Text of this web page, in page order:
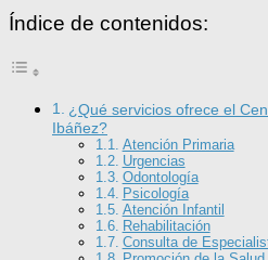
Índice de contenidos:
¿Qué servicios ofrece el
Ibáñez?
Atención Primaria
Urgencias
Odontología
Psicología
Atención Infantil
Rehabilitación
Consulta de